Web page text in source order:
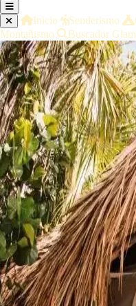
Inicio Senderismo
Montañismo
Buscador